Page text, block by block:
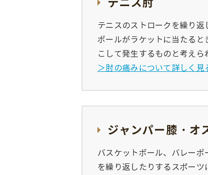
テニスのストロークを繰り返
ボールがラケットに当たる
こして発生するものと考えら
＞肘の痛みについて詳しく見
ジャンパー膝・オ
バスケットボール、バレー
を繰り返したりするスポーツ